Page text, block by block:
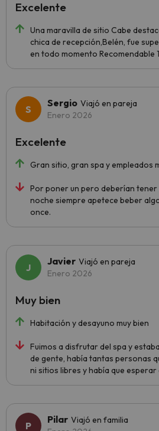
Una maravilla de sitio Cabe
chica de recepción,Belén, fue
en todo momento Recomendable
Excelente
Sergio Viajó en pareja
Enero 2026
Gran sitio, gran spa y empleados
Por poner un pero deberían tener
noche siempre apetece beber
once.
Excelente
Javier Viajó en pareja
Enero 2026
Habitación y desayuno muy bien
Fuimos a disfrutar del spa y
de gente, había tantas personas
ni sitios libres y había que
Muy bien
Pilar Viajó en familia